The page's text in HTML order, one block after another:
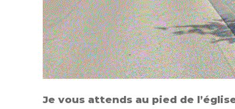
Je vous attends au pied de